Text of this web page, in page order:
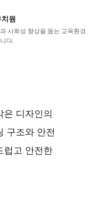
치원
사회성 향상을 돕는 교육환경
다.
은 디자인의
구조와 안전
럽고 안전한